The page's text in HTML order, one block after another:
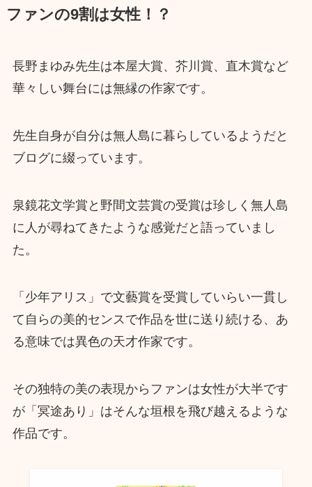
ファンの9割は女性！？
長野まゆみ先生は本屋大賞、芥川賞、直木賞など
華々しい舞台には無縁の作家です。
先生自身が自分は無人島に暮らしているようだと
ブログに綴っています。
泉鏡花文学賞と野間文芸賞の受賞は珍しく無人島
に人が尋ねてきたような感覚だと語っていまし
た。
「少年アリス」で文藝賞を受賞していらい一貫し
て自らの美的センスで作品を世に送り続ける、あ
る意味では異色の天才作家です。
その独特の美の表現からファンは女性が大半です
が「冥途あり」はそんな垣根を飛び越えるような
作品です。